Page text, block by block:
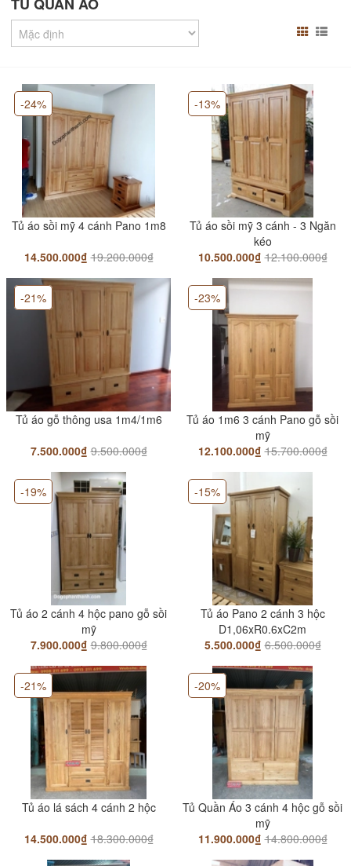
6.500.000₫
Giường nhật gỗ sồi mỹ
Gường ChunKy Gỗ Sồi 1m6/1m8
6.500.000₫
Giường hộc kéo - gỗ sồi đầu cong
6.990.000₫
8.900.000₫
Giường Gỗ Sồi Mỹ Đầu Phẳng
5.500.000₫
7.700.000₫
Tủ áo sồi mỹ 4 cánh Pano 1m8
14.500.000₫ 19.200.000₫
-24%
Tủ áo sồi mỹ 3 cánh - 3 Ngăn
kéo
10.500.000₫ 12.100.000₫
-13%
Tủ áo gỗ thông usa 1m4/1m6
7.500.000₫ 9.500.000₫
-21%
Tủ áo 1m6 3 cánh Pano gỗ sồi
mỹ
12.100.000₫ 15.700.000₫
-23%
Tủ áo 2 cánh 4 hộc pano gỗ sồi
mỹ
7.900.000₫ 9.800.000₫
-19%
Tủ áo Pano 2 cánh 3 hộc
D1,06xR0.6xC2m
5.500.000₫ 6.500.000₫
-15%
Tủ áo lá sách 4 cánh 2 hộc
14.500.000₫ 18.300.000₫
-21%
Tủ Quần Áo 3 cánh 4 hộc gỗ sồi
mỹ
11.900.000₫ 14.800.000₫
-20%